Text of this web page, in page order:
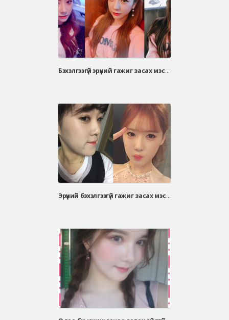
Бэхэлгээгүй эрүүний гажиг засах мэс засал, V-line дөрвөлжин эрүүний мэс засал
Эрүүний бэхэлгээгүй гажиг засах мэс засал, V хэлбэрийн эрүүний мэс засал